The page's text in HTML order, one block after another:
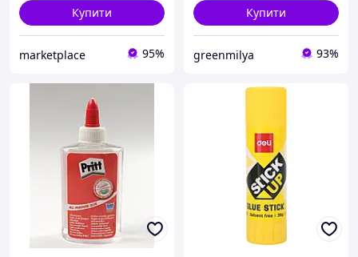
Купити
marketplace 95%
Купити
greenmilya 93%